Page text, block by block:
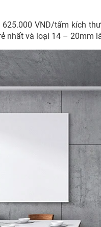
VND/tấm kích
nhất và loại 14 – 20mm